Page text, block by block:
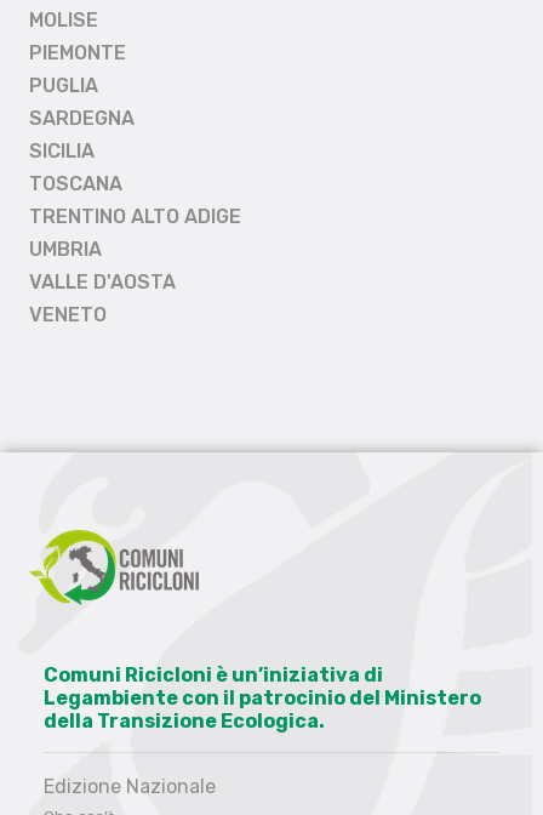
MOLISE
PIEMONTE
PUGLIA
SARDEGNA
SICILIA
TOSCANA
TRENTINO ALTO ADIGE
UMBRIA
VALLE D'AOSTA
VENETO
Comuni Ricicloni è un’iniziativa di
Legambiente con il patrocinio del Ministero
della Transizione Ecologica.
Edizione Nazionale